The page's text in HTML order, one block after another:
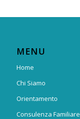
MENU
Home
Chi Siamo
Orientamento
Consulenza Familiare